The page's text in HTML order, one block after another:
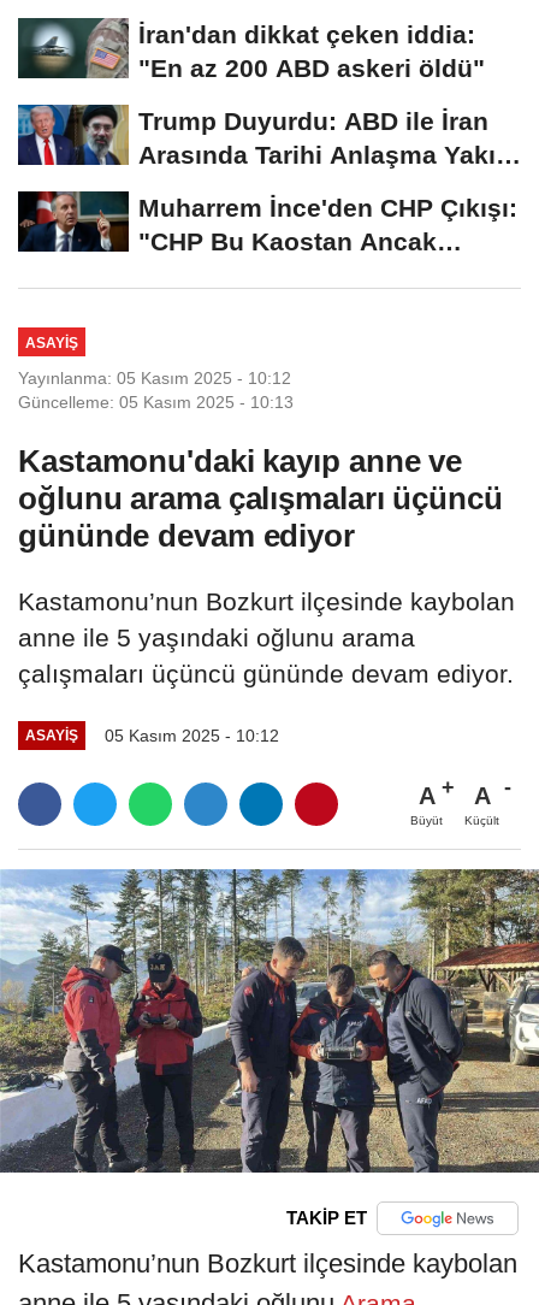
Kaplan'dan yetkililere...
İran'dan dikkat çeken iddia:
"En az 200 ABD askeri öldü"
Trump Duyurdu: ABD ile İran
Arasında Tarihi Anlaşma Yakın!
Muharrem İnce'den CHP Çıkışı:
"CHP Bu Kaostan Ancak
ASAYIŞ
Yayınlanma: 05 Kasım 2025 - 10:12
Güncelleme: 05 Kasım 2025 - 10:13
Kastamonu'daki kayıp anne ve
oğlunu arama çalışmaları üçüncü
gününde devam ediyor
Kastamonu’nun Bozkurt ilçesinde kaybolan
anne ile 5 yaşındaki oğlunu arama
çalışmaları üçüncü gününde devam ediyor.
ASAYIŞ 05 Kasım 2025 - 10:12
A
Büyüt
A
Küçült
TAKİP ET
Kastamonu’nun Bozkurt ilçesinde kaybolan